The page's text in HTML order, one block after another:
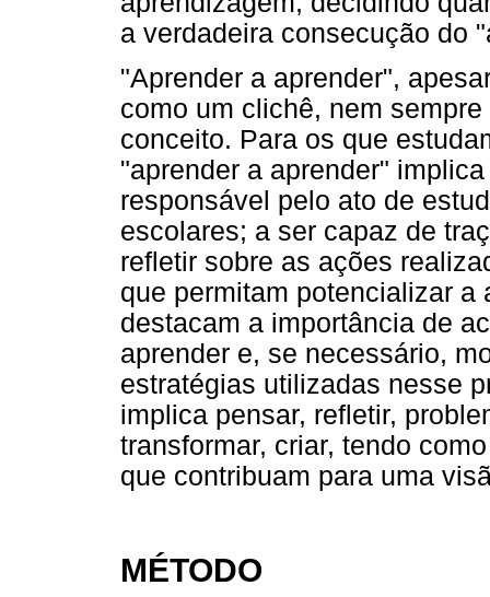
a verdadeira consecução do
"Aprender a aprender",
como um clichê, nem
conceito. Para os que
"aprender a aprender"
responsável pelo ato de
escolares; a ser capaz de
refletir sobre as ações
que permitam potencializar a
destacam a importância de
aprender e, se necessário,
estratégias utilizadas nesse
implica pensar, refletir,
transformar, criar, tendo
que contribuam para uma
MÉTODO